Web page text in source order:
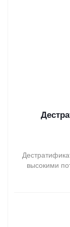
высокими